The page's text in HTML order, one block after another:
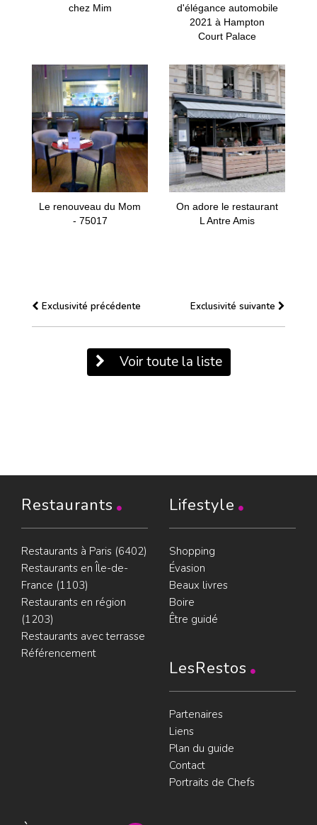
chez Mim
d'élégance automobile
2021 à Hampton
Court Palace
Le renouveau du Mom
- 75017
On adore le restaurant
L Antre Amis
Exclusivité précédente Exclusivité suivante
Voir toute la liste
Restaurants
Restaurants à Paris (6402)
Restaurants en Île-de-
France (1103)
Restaurants en région
(1203)
Restaurants avec terrasse
Référencement
Lifestyle
Shopping
Évasion
Beaux livres
Boire
Être guidé
LesRestos
Partenaires
Liens
Plan du guide
Contact
Portraits de Chefs